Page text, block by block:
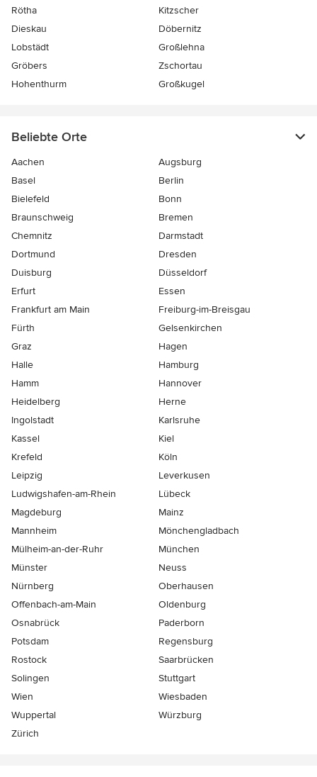
Rötha
Kitzscher
Dieskau
Döbernitz
Lobstädt
Großlehna
Gröbers
Zschortau
Hohenthurm
Großkugel
Beliebte Orte
Aachen
Augsburg
Basel
Berlin
Bielefeld
Bonn
Braunschweig
Bremen
Chemnitz
Darmstadt
Dortmund
Dresden
Duisburg
Düsseldorf
Erfurt
Essen
Frankfurt am Main
Freiburg-im-Breisgau
Fürth
Gelsenkirchen
Graz
Hagen
Halle
Hamburg
Hamm
Hannover
Heidelberg
Herne
Ingolstadt
Karlsruhe
Kassel
Kiel
Krefeld
Köln
Leipzig
Leverkusen
Ludwigshafen-am-Rhein
Lübeck
Magdeburg
Mainz
Mannheim
Mönchen­gladbach
Mülheim-an-der-Ruhr
München
Münster
Neuss
Nürnberg
Oberhausen
Offenbach-am-Main
Oldenburg
Osnabrück
Paderborn
Potsdam
Regensburg
Rostock
Saarbrücken
Solingen
Stuttgart
Wien
Wiesbaden
Wuppertal
Würzburg
Zürich